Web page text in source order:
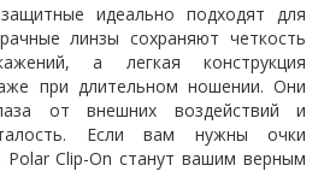
идеально подходят для
линзы сохраняют четкость
а легкая конструкция
при длительном ношении. Они
от внешних воздействий и
Если вам нужны очки
Polar Clip-On станут вашим верным